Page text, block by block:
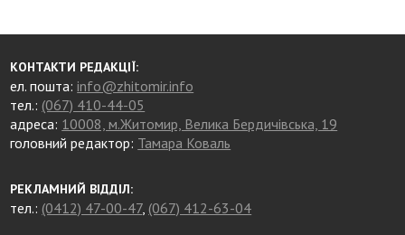
КОНТАКТИ РЕДАКЦІЇ:
ел. пошта:info@zhitomir.info
тел.: (067) 410-44-05
адреса: 10008, м.Житомир, Велика Бердичівська, 19
головний редактор: Тамара Коваль
РЕКЛАМНИЙ ВІДДІЛ:
тел.: (0412) 47-00-47, (067) 412-63-04